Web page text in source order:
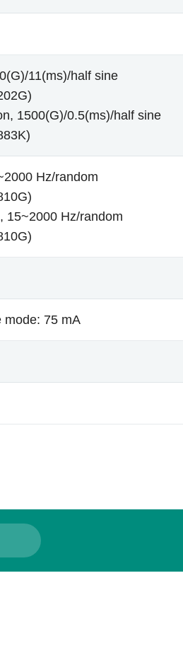
11(ms)/half sine
1500(G)/0.5(ms)/half sine
Hz/random
15~2000 Hz/random
mode: 75 mA